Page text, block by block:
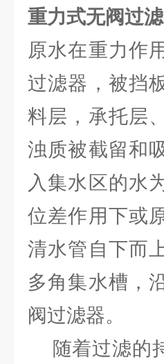
重力式无阀过
原水在重力作
过滤器，被挡
料层，承托层
浊质被截留和
入集水区的水
位差作用下或
清水管自下而
多角集水槽，
阀过滤器。
随着过滤的